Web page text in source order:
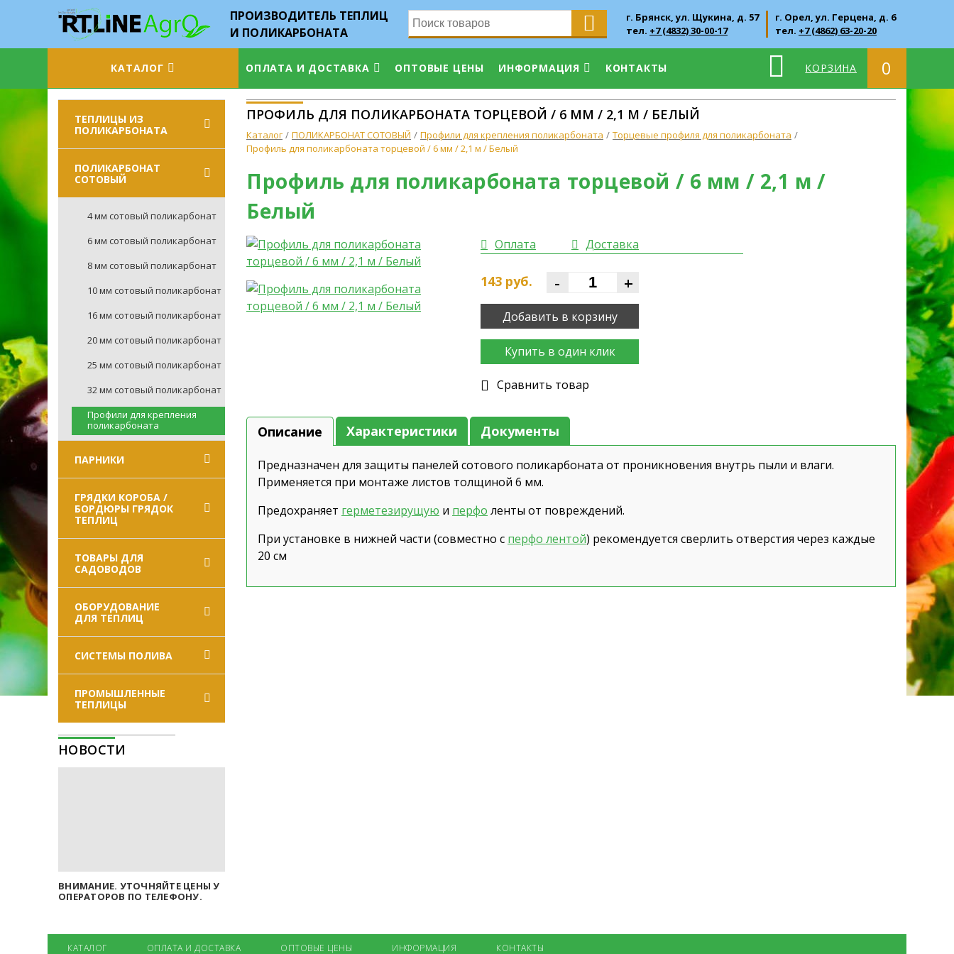
ПРОИЗВОДИТЕЛЬ ТЕПЛИЦ
И ПОЛИКАРБОНАТА
г. Брянск, ул. Щукина, д. 57
тел. +7 (4832) 30-00-17
г. Орел, ул. Герцена, д. 6
тел. +7 (4862) 63-20-20
КОРЗИНА 0
КАТАЛОГ ОПЛАТА И ДОСТАВКА ОПТОВЫЕ ЦЕНЫ ИНФОРМАЦИЯ КОНТАКТЫ
ТЕПЛИЦЫ ИЗ
ПОЛИКАРБОНАТА
ПОЛИКАРБОНАТ
СОТОВЫЙ
4 мм сотовый поликарбонат
6 мм сотовый поликарбонат
8 мм сотовый поликарбонат
10 мм сотовый поликарбонат
16 мм сотовый поликарбонат
20 мм сотовый поликарбонат
25 мм сотовый поликарбонат
32 мм сотовый поликарбонат
Профили для крепления
поликарбоната
ПАРНИКИ
ГРЯДКИ КОРОБА /
БОРДЮРЫ ГРЯДОК
ТЕПЛИЦ
ТОВАРЫ ДЛЯ
САДОВОДОВ
ОБОРУДОВАНИЕ
ДЛЯ ТЕПЛИЦ
СИСТЕМЫ ПОЛИВА
ПРОМЫШЛЕННЫЕ
ТЕПЛИЦЫ
НОВОСТИ
ВНИМАНИЕ. УТОЧНЯЙТЕ ЦЕНЫ У
ОПЕРАТОРОВ ПО ТЕЛЕФОНУ.
ПРОФИЛЬ ДЛЯ ПОЛИКАРБОНАТА ТОРЦЕВОЙ / 6 ММ / 2,1 М / БЕЛЫЙ
Каталог ПОЛИКАРБОНАТ СОТОВЫЙ Профили для крепления поликарбоната
Торцевые профиля для поликарбоната
Профиль для поликарбоната торцевой / 6 мм / 2,1 м / Белый
Профиль для поликарбоната торцевой / 6 мм / 2,1 м /
Белый
Оплата Доставка
143 руб. - +
Добавить в корзину
Купить в один клик
Cравнить товар
Описание Характеристики Документы
Предназначен для защиты панелей сотового поликарбоната от проникновения внутрь пыли и влаги.
Применяется при монтаже листов толщиной 6 мм.
Предохраняет герметезирущую и перфо ленты от повреждений.
При установке в нижней части (совместно с перфо лентой) рекомендуется сверлить отверстия через каждые
20 см
КАТАЛОГ ОПЛАТА И ДОСТАВКА ОПТОВЫЕ ЦЕНЫ ИНФОРМАЦИЯ КОНТАКТЫ